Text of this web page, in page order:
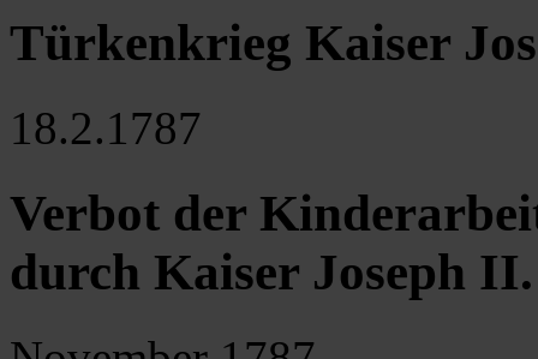
Türkenkrieg Kaiser
18.2.1787
Verbot der
durch Kaiser Joseph II.